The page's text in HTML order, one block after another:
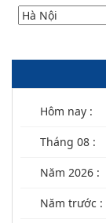
Hôm nay :
Tháng 08 :
Năm 2026 :
Năm trước :